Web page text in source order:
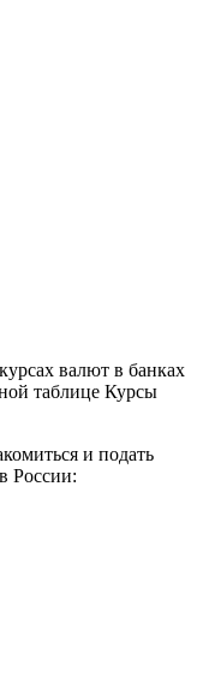
валют в банках
таблице Курсы
и подать
России: